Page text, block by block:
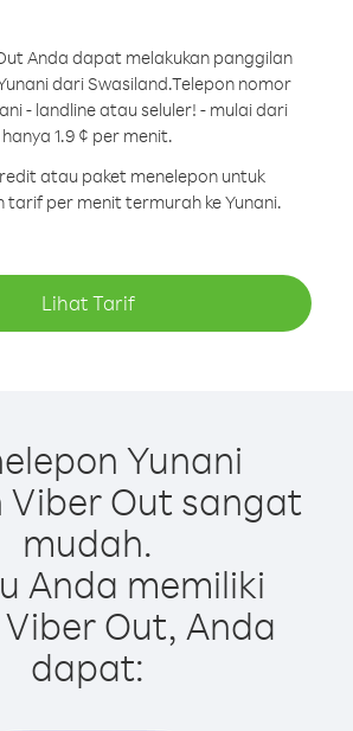
Anda dapat melakukan panggilan
dari Swasiland.Telepon nomor
- landline atau seluler! - mulai dari
hanya 1.9 ¢ per menit.
atau paket menelepon untuk
tarif per menit termurah ke Yunani.
Lihat Tarif
Yunani
Viber Out sangat
mudah.
Anda memiliki
Out, Anda
dapat: